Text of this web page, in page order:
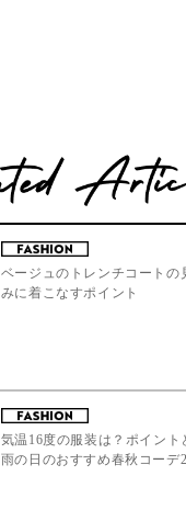
ベージュのトレンチコートの
みに着こなすポイント
気温16度の服装は？ポイント
雨の日のおすすめ春秋コーデ